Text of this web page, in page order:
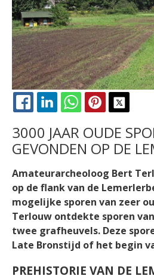
FACEBOOK
LINKEDINWHATSAPP
3000 JAAR OUDE
GEVONDEN OP DE
Amateurarcheoloog Bert
op de flank van de
mogelijke sporen van zeer
Terlouw ontdekte sporen
twee grafheuvels. Deze
Late Bronstijd of het begin
PREHISTORIE VAN DE